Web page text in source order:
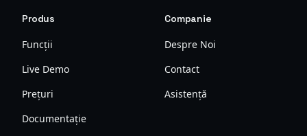
Produs
Funcții
Live Demo
Prețuri
Documentație
Companie
Despre Noi
Contact
Asistență